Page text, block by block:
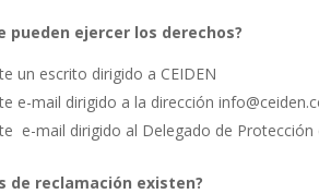
pueden ejercer los derechos?
un escrito dirigido a CEIDEN
e-mail dirigido a la dirección
e-mail dirigido al Delegado de
de reclamación existen?